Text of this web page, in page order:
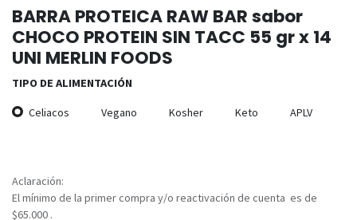
BARRA PROTEICA RAW BAR sabor
CHOCO PROTEIN SIN TACC 55 gr x 14
UNI MERLIN FOODS
TIPO DE ALIMENTACIÓN
Celiacos Vegano Kosher Keto APLV
Aclaración:
El mínimo de la primer compra y/o reactivación de cuenta es de
$65.000 .